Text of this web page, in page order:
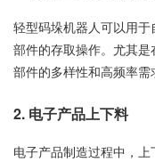
轻型码垛机器人可以用
部件的存取操作。尤其
部件的多样性和高频率需
2. 电子产品上下料
电子产品制造过程中，